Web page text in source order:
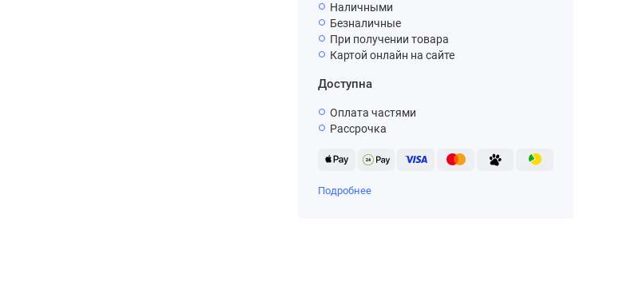
Наличными
Безналичные
При получении товара
Картой онлайн на сайте
Доступна
Оплата частями
Рассрочка
Подробнее